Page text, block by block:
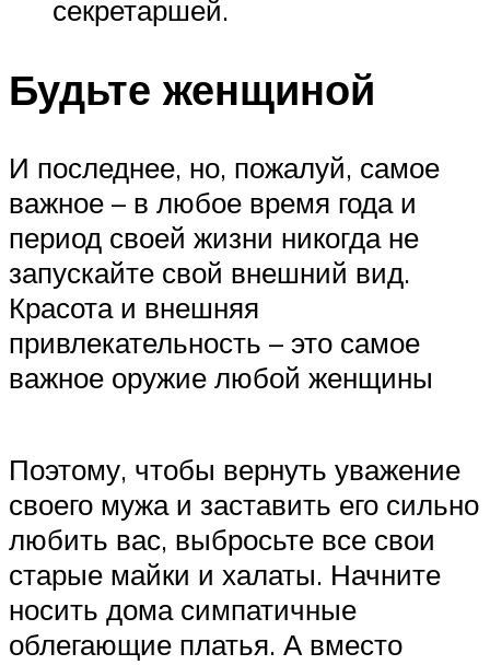
секретаршей.
Будьте женщиной
И последнее, но, пожалуй, самое
важное – в любое время года и
период своей жизни никогда не
запускайте свой внешний вид.
Красота и внешняя
привлекательность – это самое
важное оружие любой женщины
Поэтому, чтобы вернуть уважение
своего мужа и заставить его сильно
любить вас, выбросьте все свои
старые майки и халаты. Начните
носить дома симпатичные
облегающие платья. А вместо